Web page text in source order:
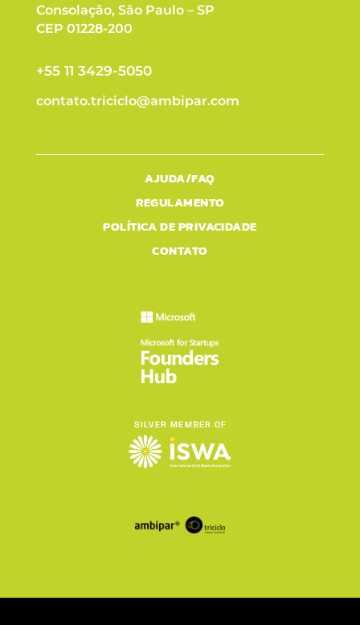
Consolação, São Paulo – SP
CEP 01228-200
+55 11 3429-5050
contato.triciclo@ambipar.com
AJUDA/FAQ
REGULAMENTO
POLÍTICA DE PRIVACIDADE
CONTATO